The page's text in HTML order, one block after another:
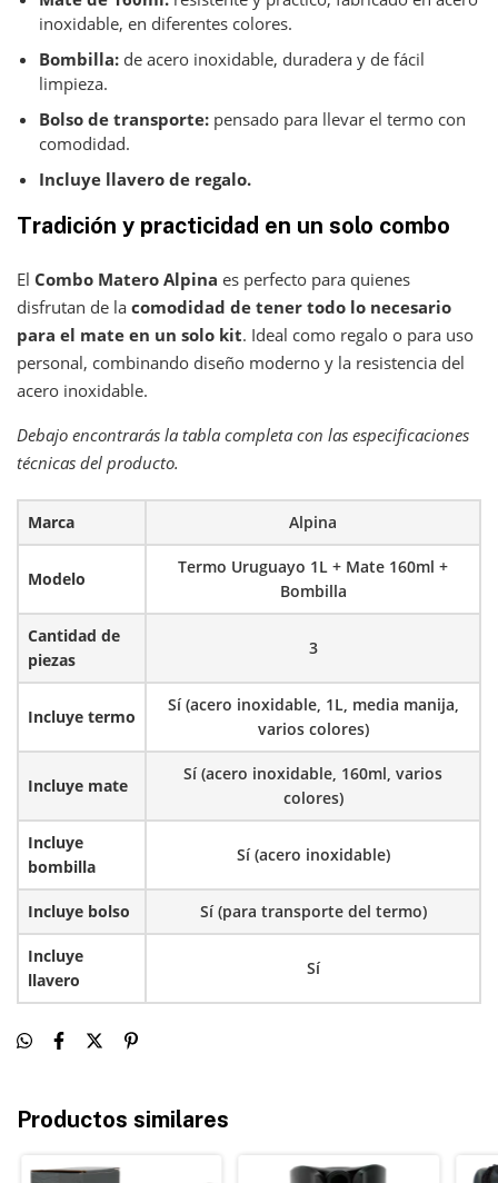
inoxidable, en diferentes colores.
Bombilla: de acero inoxidable, duradera y de fácil
limpieza.
Bolso de transporte: pensado para llevar el termo con
comodidad.
Incluye llavero de regalo.
Tradición y practicidad en un solo combo
El Combo Matero Alpina es perfecto para quienes
disfrutan de la comodidad de tener todo lo necesario
para el mate en un solo kit. Ideal como regalo o para uso
personal, combinando diseño moderno y la resistencia del
acero inoxidable.
Debajo encontrarás la tabla completa con las especificaciones
técnicas del producto.
Marca Alpina
Modelo
Termo Uruguayo 1L + Mate 160ml +
Bombilla
Cantidad de
piezas
3
Incluye termo
Sí (acero inoxidable, 1L, media manija,
varios colores)
Incluye mate
Sí (acero inoxidable, 160ml, varios
colores)
Incluye
bombilla
Sí (acero inoxidable)
Incluye bolso Sí (para transporte del termo)
Incluye
llavero
Sí
Productos similares